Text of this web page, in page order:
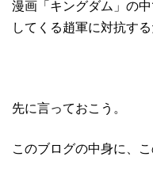
漫画「キングダム」の
してくる趙軍に対抗す
先に言っておこう。
このブログの中身に、